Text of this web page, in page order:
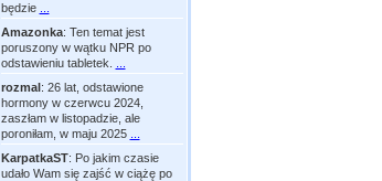
będzie
Amazonka: Ten temat jest
poruszony w wątku NPR po
odstawieniu tabletek.
rozmal: 26 lat, odstawione
hormony w czerwcu 2024,
zaszłam w listopadzie, ale
poroniłam, w maju 2025
KarpatkaST: Po jakim czasie
udało Wam się zajść w ciążę po